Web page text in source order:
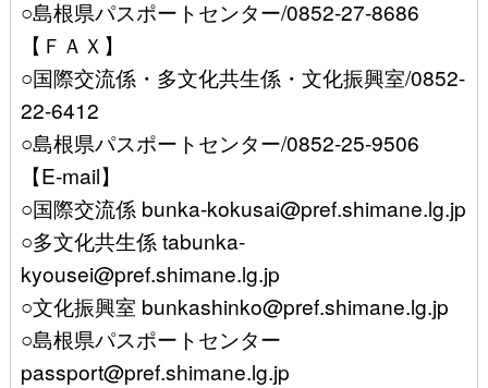
○島根県パスポートセンター/0852-27-8686
【ＦＡＸ】
○国際交流係・多文化共生係・文化振興室/0852-
22-6412
○島根県パスポートセンター/0852-25-9506
【E-mail】
○国際交流係 bunka-kokusai@pref.shimane.lg.jp
○多文化共生係 tabunka-
kyousei@pref.shimane.lg.jp
○文化振興室 bunkashinko@pref.shimane.lg.jp
○島根県パスポートセンター
passport@pref.shimane.lg.jp